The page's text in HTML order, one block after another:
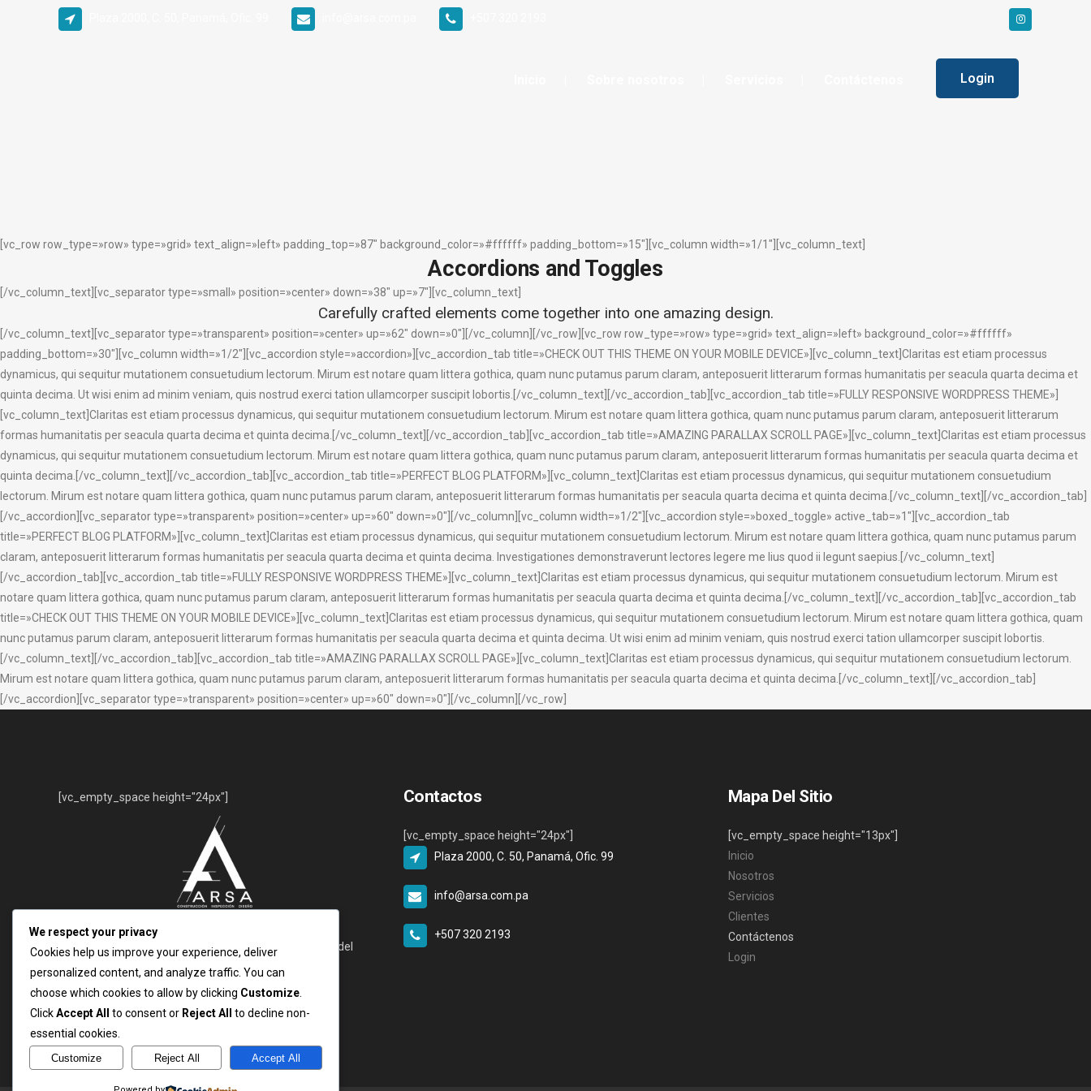
Login
Accordion And Toggle
[vc_row row_type=»row» type=»grid» text_align=»left» padding_top=»87″ background_color=»#ffffff» padding_bottom=»15″][vc_column width=»1/1″][vc_column_text]
Accordions and Toggles
[/vc_column_text][vc_separator type=»small» position=»center» down=»38″ up=»7″][vc_column_text]
Carefully crafted elements come together into one amazing design.
[/vc_column_text][vc_separator type=»transparent» position=»center» up=»62″ down=»0″][/vc_column][/vc_row][vc_row row_type=»row» type=»grid» text_align=»left» background_color=»#ffffff»
padding_bottom=»30″][vc_column width=»1/2″][vc_accordion style=»accordion»][vc_accordion_tab title=»CHECK OUT THIS THEME ON YOUR MOBILE DEVICE»][vc_column_text]Claritas est etiam processus
dynamicus, qui sequitur mutationem consuetudium lectorum. Mirum est notare quam littera gothica, quam nunc putamus parum claram, anteposuerit litterarum formas humanitatis per seacula quarta decima et
quinta decima. Ut wisi enim ad minim veniam, quis nostrud exerci tation ullamcorper suscipit lobortis.[/vc_column_text][/vc_accordion_tab][vc_accordion_tab title=»FULLY RESPONSIVE WORDPRESS THEME»]
[vc_column_text]Claritas est etiam processus dynamicus, qui sequitur mutationem consuetudium lectorum. Mirum est notare quam littera gothica, quam nunc putamus parum claram, anteposuerit litterarum
formas humanitatis per seacula quarta decima et quinta decima.[/vc_column_text][/vc_accordion_tab][vc_accordion_tab title=»AMAZING PARALLAX SCROLL PAGE»][vc_column_text]Claritas est etiam processus
dynamicus, qui sequitur mutationem consuetudium lectorum. Mirum est notare quam littera gothica, quam nunc putamus parum claram, anteposuerit litterarum formas humanitatis per seacula quarta decima et
quinta decima.[/vc_column_text][/vc_accordion_tab][vc_accordion_tab title=»PERFECT BLOG PLATFORM»][vc_column_text]Claritas est etiam processus dynamicus, qui sequitur mutationem consuetudium
lectorum. Mirum est notare quam littera gothica, quam nunc putamus parum claram, anteposuerit litterarum formas humanitatis per seacula quarta decima et quinta decima.[/vc_column_text][/vc_accordion_tab]
[/vc_accordion][vc_separator type=»transparent» position=»center» up=»60″ down=»0″][/vc_column][vc_column width=»1/2″][vc_accordion style=»boxed_toggle» active_tab=»1″][vc_accordion_tab
title=»PERFECT BLOG PLATFORM»][vc_column_text]Claritas est etiam processus dynamicus, qui sequitur mutationem consuetudium lectorum. Mirum est notare quam littera gothica, quam nunc putamus parum
claram, anteposuerit litterarum formas humanitatis per seacula quarta decima et quinta decima. Investigationes demonstraverunt lectores legere me lius quod ii legunt saepius.[/vc_column_text]
[/vc_accordion_tab][vc_accordion_tab title=»FULLY RESPONSIVE WORDPRESS THEME»][vc_column_text]Claritas est etiam processus dynamicus, qui sequitur mutationem consuetudium lectorum. Mirum est
notare quam littera gothica, quam nunc putamus parum claram, anteposuerit litterarum formas humanitatis per seacula quarta decima et quinta decima.[/vc_column_text][/vc_accordion_tab][vc_accordion_tab
title=»CHECK OUT THIS THEME ON YOUR MOBILE DEVICE»][vc_column_text]Claritas est etiam processus dynamicus, qui sequitur mutationem consuetudium lectorum. Mirum est notare quam littera gothica, quam
nunc putamus parum claram, anteposuerit litterarum formas humanitatis per seacula quarta decima et quinta decima. Ut wisi enim ad minim veniam, quis nostrud exerci tation ullamcorper suscipit lobortis.
[/vc_column_text][/vc_accordion_tab][vc_accordion_tab title=»AMAZING PARALLAX SCROLL PAGE»][vc_column_text]Claritas est etiam processus dynamicus, qui sequitur mutationem consuetudium lectorum.
Mirum est notare quam littera gothica, quam nunc putamus parum claram, anteposuerit litterarum formas humanitatis per seacula quarta decima et quinta decima.[/vc_column_text][/vc_accordion_tab]
[/vc_accordion][vc_separator type=»transparent» position=»center» up=»60″ down=»0″][/vc_column][/vc_row]
[vc_empty_space height="24px"]
[vc_empty_space height="25px"]
Cuente con nosotros para todo tipo de asesoría propia del
desarrollo de un proyecto de construcción. Podemos
brindarle el apoyo requerido para todas las fases de un
proyecto
Contactos
[vc_empty_space height="24px"]
Plaza 2000, C. 50, Panamá, Ofic. 99
info@arsa.com.pa
+507 320 2193
Mapa Del Sitio
[vc_empty_space height="13px"]
Inicio
Nosotros
Servicios
Clientes
Contáctenos
Login
We respect your privacy
Cookies help us improve your experience, deliver
personalized content, and analyze traffic. You can
choose which cookies to allow by clicking Customize.
ClickAccept All to consent or Reject All
to decline non-
essential cookies.
Customize Reject All Accept All